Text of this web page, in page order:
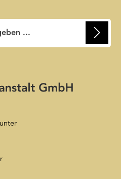
verwiesen.